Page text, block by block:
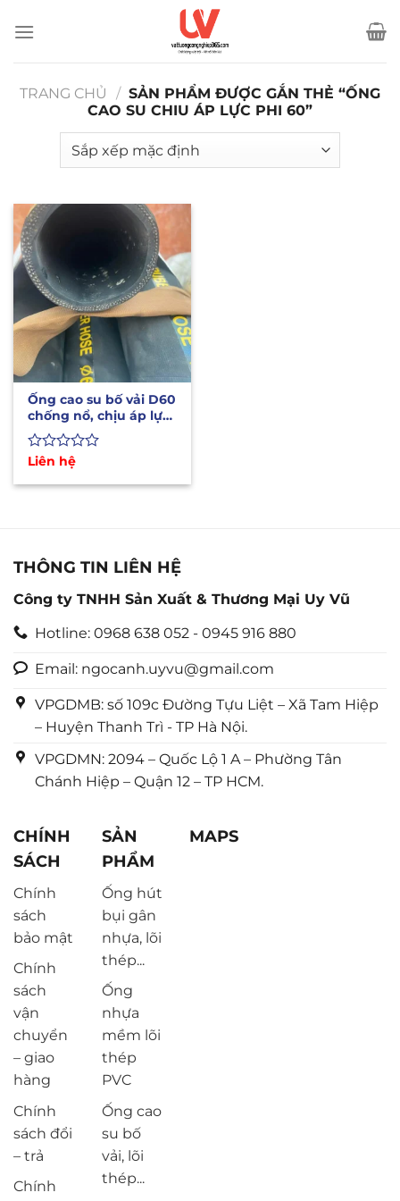
qua
TRANG CHỦ
/ SẢN PHẨM ĐƯỢC GẮN THẺ “ỐNG
CAO SU CHIU ÁP LỰC PHI 60”
Ống cao su bố vải D60
chống nổ, chịu áp lực
cao, chịu mài mòn
Được
hạng
Liên hệ
THÔNG TIN LIÊN HỆ
Công ty TNHH Sản Xuất & Thương Mại Uy Vũ
Hotline: 0968 638 052 - 0945 916 880
Email: ngocanh.uyvu@gmail.com
VPGDMB: số 109c Đường Tựu Liệt – Xã Tam Hiệp
– Huyện Thanh Trì - TP Hà Nội.
VPGDMN: 2094 – Quốc Lộ 1 A – Phường Tân
Chánh Hiệp – Quận 12 – TP HCM.
CHÍNH
SÁCH
Chính
sách
bảo mật
Chính
sách
vận
chuyển
– giao
hàng
Chính
sách đổi
– trả
Chính
SẢN
PHẨM
Ống hút
bụi gân
nhựa, lõi
thép...
Ống
nhựa
mềm lõi
thép
PVC
Ống cao
su bố
vải, lõi
thép...
MAPS